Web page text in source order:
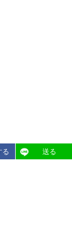
る entry955
送る